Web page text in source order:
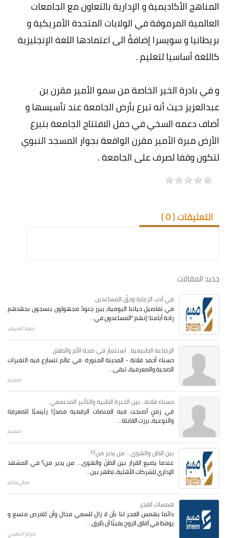
المناهج الأكاديمية و الإدارية بالتعاون مع الجامعات
العالمية المرموقة في الولايات المتحدة الأمريكية و
بريطانيا و سويسرا إضافةً الى اعتمادها اللغة الإنجليزية
كاللغة أساسيا لتعليم .
و في بادرة الخير الخاصة من سمو الأمير مقرن بن
عبدالعزيز حيث أنه تبرع بأرض الجامعة عند تأسيسها و
أضاف دعمه السخي في حفل الافتتاح الجامعة بتبرع
الأرض مبرة الأمير مقرن الواقعة بجوار المسجد النبوي
لتكون وقفا لصرف على الجامعة .
التعليقات (0
)
جديد المقالات
في أدبِ الرعايةِ وحقِّ المساعدين
في تفاصيل حياتنا اليومية، يبرز جنودٌ مجهولون ينسجون بجهدهم
راحة أيامنا؛ إنهم "المساعدون في...
ديمة الشريف
الرضاعة الطبيعية.. استثمار في صحة الأم والطفل
حسناء أحمد فلاتة - المدينة المنورة: في عالم تتسارع فيه التغيرات
الصحية والمعرفية، تبقى...
صميم
حسناء فلاتة.. بين الخبرة الطبية والتأثير المجتمعي
في زمنٍ أصبحت فيه المنصات الرقمية مصدرًا رئيسيًا للمعرفة
والتوعية، برزت القابلة...
صميم
بين الظن والهوى... من يدير من؟؟
عندما يضيع القرار بين الظنّ والهوى… من يدير من؟ في المشهد
الإداري للشركات الأهلية، تظهر بين...
منال سالم
همسات الفجر
دائما يهمس الفجر لنا بأن لا زال للسعي مجال وأن للفرص متسع و
يوقظ في آفاق الروح يقينًا أن طُرق...
مرام الجهني